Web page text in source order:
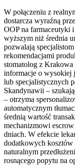
W połączeniu z
dostarcza wyraźną
OOP na farmaceutyki
wyższym niż średnia
pozwalają
rekomendacjami
stomatolog z
informacje o wysokiej
lub specjalistycznych
Skandynawii –
– otrzyma
automatycznym
średnią wartość
mechanizmowi
dniach. W efekcie
dodatkowych kosztów
naturalnym
rosnącego popytu na